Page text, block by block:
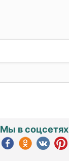
Мы в соцсетях